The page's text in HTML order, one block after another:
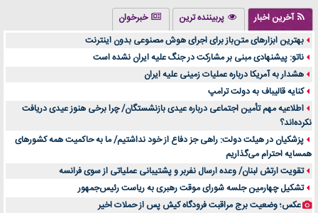
تولید لیوان کاغذی یک کسب‌ و کار پر سود و رو‌ به‌ رشد در بازار ایران
درد زانو بعد از تمرین با تردمیل؟ شاید مشکل از این انتخاب باشد
آینده موسیقی هم‌اکنون در اینجاست
بهترین راه تبلیغات کلینیک زیبایی و افزایش مشتری کدام است؟
مقایسه قالب آسترا با وودمارت و فلت‌سام (فارسی)
خرید سمعک کارکرده یا دست دوم | نکات مهم قبل از تصمیم‌گیری
خرید و فروش قطعات سرور دست دوم در ماهان شبکه ایرانیان
اهمیت انتخاب بهترین وکیل در سعادت آباد برای پرونده‌های حساس و کلان
لیفتراک صفر؛ راهنمای جامع خرید، قیمت و فروش در ایران
راهنمای جامع بهترین کفش ورزشی برای دویدن و استفاده روزمره | بررسی ۱۲ مدل برتر
آخرین اخبار پربیننده ترین
خبرخوان
بهترین ابزارهای متن‌باز برای اجرای هوش مصنوعی بدون اینترنت
ناتو: پیشنهادی مبنی بر مشارکت در جنگ علیه ایران نشده است
هشدار به آمریکا درباره عملیات زمینی علیه ایران
کنایه قالیباف به دولت ترامپ
اطلاعیه مهم تأمین اجتماعی درباره عیدی بازنشستگان/ چرا برخی هنوز عیدی دریافت
نکرده‌اند؟
پزشکیان در هیئت دولت: راهی جز دفاع از خود نداشتیم/ ما به حاکمیت همه کشورهای
همسایه احترام می‌گذاریم
تقویت ارتش لبنان/ وعده ارسال نفربر و پشتیبانی عملیاتی از سوی فرانسه
تشکیل چهارمین جلسه شورای موقت رهبری به ریاست رئیس‌جمهور
عکس؛ وضعیت برج مراقبت فرودگاه کیش پس از حملات اخیر